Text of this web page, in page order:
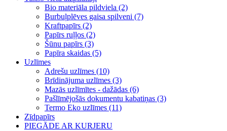
Bio materiāla pildviela (2)
Burbuļplēves gaisa spilveni (7)
Kraftpapīrs (2)
Papīrs ruļļos (2)
Šūnu papīrs (3)
Papīra skaidas (5)
Uzlīmes
Adrešu uzlīmes (10)
Brīdinājuma uzlīmes (3)
Mazās uzlīmītes - dažādas (6)
Pašlīmējošās dokumentu kabatiņas (3)
Termo Eko uzlīmes (11)
Zīdpapīrs
PIEGĀDE AR KURJERU